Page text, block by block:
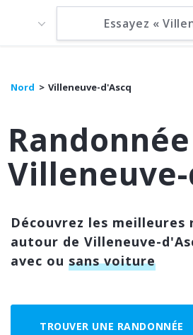
Nord Villeneuve-d'Ascq
Randonnée
Découvrez les meilleures
autour de Villeneuve-
avec ou sans voiture
TROUVER UNE RANDONNÉE